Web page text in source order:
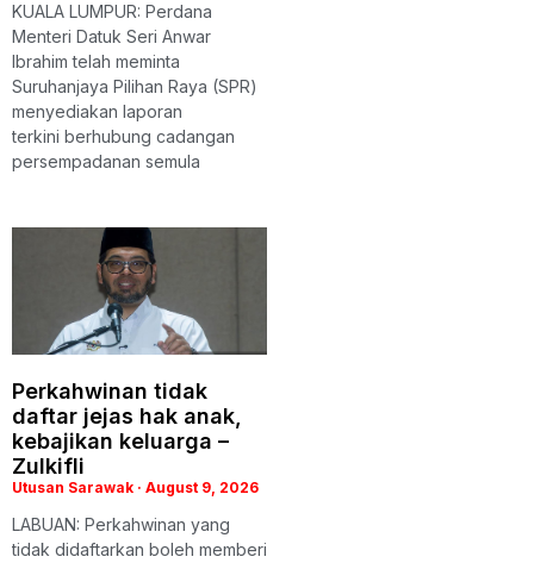
KUALA LUMPUR: Perdana
Menteri Datuk Seri Anwar
Ibrahim telah meminta
Suruhanjaya Pilihan Raya (SPR)
menyediakan laporan
terkini berhubung cadangan
persempadanan semula
Perkahwinan tidak
daftar jejas hak anak,
kebajikan keluarga –
Zulkifli
Utusan Sarawak August 9, 2026
LABUAN: Perkahwinan yang
tidak didaftarkan boleh memberi